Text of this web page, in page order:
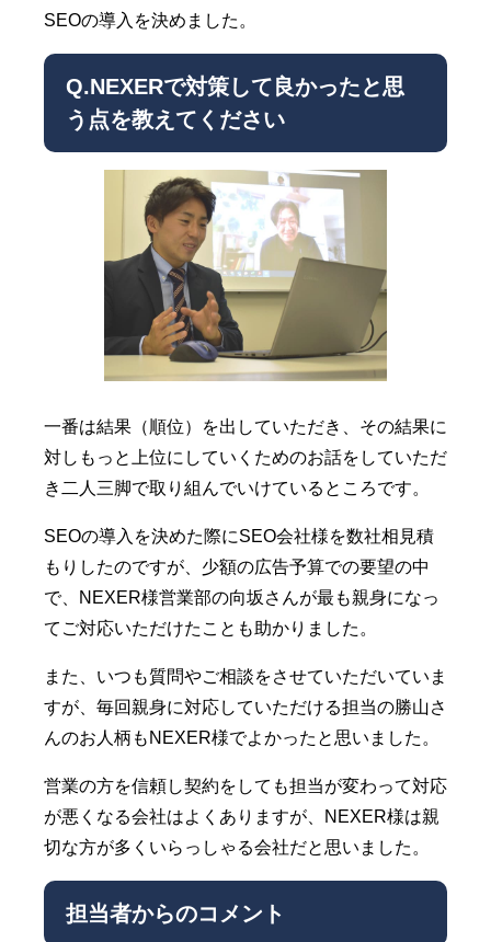
SEOの導入を決めました。
Q.NEXERで対策して良かったと思
う点を教えてください
一番は結果（順位）を出していただき、その結果に
対しもっと上位にしていくためのお話をしていただ
き二人三脚で取り組んでいけているところです。
SEOの導入を決めた際にSEO会社様を数社相見積
もりしたのですが、少額の広告予算での要望の中
で、NEXER様営業部の向坂さんが最も親身になっ
てご対応いただけたことも助かりました。
また、いつも質問やご相談をさせていただいていま
すが、毎回親身に対応していただける担当の勝山さ
んのお人柄もNEXER様でよかったと思いました。
営業の方を信頼し契約をしても担当が変わって対応
が悪くなる会社はよくありますが、NEXER様は親
切な方が多くいらっしゃる会社だと思いました。
担当者からのコメント